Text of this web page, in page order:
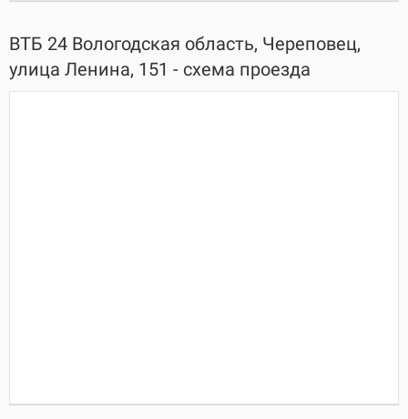
ВТБ 24 Вологодская область, Череповец,
улица Ленина, 151 - схема проезда